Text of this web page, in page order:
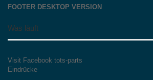
FOOTER DESKTOP VERSION
Was läuft
Visit Facebook tots-parts
Eindrücke